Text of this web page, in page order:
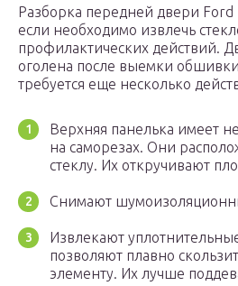
Разборка передней двери Ford
если необходимо извлечь
профилактических действий.
оголена после выемки
требуется еще несколько
Верхняя панелька имеет
на саморезах. Они
стеклу. Их откручивают
Снимают
Извлекают
позволяют плавно
элементу. Их лучше